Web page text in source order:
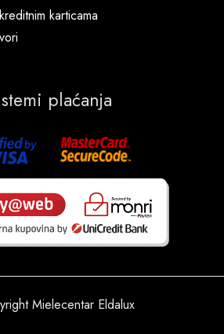
karticama
plaćanja
Mielecentar Eldalux